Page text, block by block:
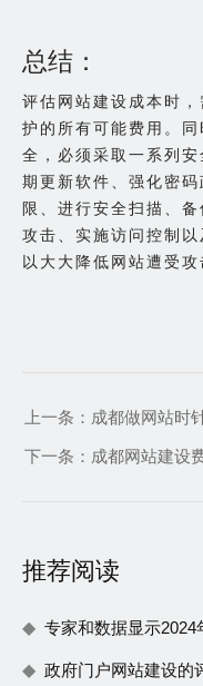
总结：
评估网站建设成本时
护的所有可能费用。
全，必须采取一系列
期更新软件、强化密
限、进行安全扫描、
攻击、实施访问控制
以大大降低网站遭受攻
上一条： 成都做网站时
下一条： 成都网站建设
推荐阅读
专家和数据显示
政府门户网站建设的